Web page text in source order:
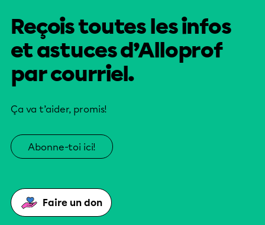
Reçois toutes les infos
et astuces d’Alloprof
par courriel.
Ça va t’aider, promis!
Abonne-toi ici!
Faire un don